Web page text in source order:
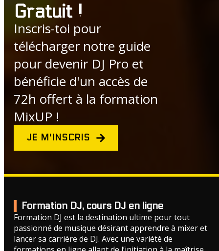
Gratuit !
Inscris-toi pour
télécharger notre guide
pour devenir DJ Pro et
bénéficie d'un accès de
72h offert à la formation
MixUP !
JE M'INSCRIS
Formation DJ, cours DJ en ligne
Formation DJ est la destination ultime pour tout
passionné de musique désirant apprendre à mixer et
lancer sa carrière de DJ. Avec une variété de